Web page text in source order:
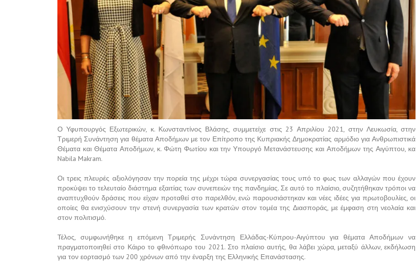
Ο Υφυπουργός Εξωτερικών, κ. Κωνσταντίνος Βλάσης, συμμετείχε στις 23 Απριλίου 2021, στην Λευκωσία, στην
Τριμερή Συνάντηση για θέματα Αποδήμων με τον Επίτροπο της Κυπριακής Δημοκρατίας αρμόδιο για Ανθρωπιστικά
Θέματα και Θέματα Αποδήμων, κ. Φώτη Φωτίου και την Υπουργό Μετανάστευσης και Αποδήμων της Αιγύπτου, κα
Nabila Makram.
Οι τρεις πλευρές αξιολόγησαν την πορεία της μέχρι τώρα συνεργασίας τους υπό το φως των αλλαγών που έχουν
προκύψει το τελευταίο διάστημα εξαιτίας των συνεπειών της πανδημίας. Σε αυτό το πλαίσιο, συζητήθηκαν τρόποι να
αναπτυχθούν δράσεις που είχαν προταθεί στο παρελθόν, ενώ παρουσιάστηκαν και νέες ιδέες για πρωτοβουλίες, οι
οποίες θα ενισχύσουν την στενή συνεργασία των κρατών στον τομέα της Διασποράς, με έμφαση στη νεολαία και
στον πολιτισμό.
Τέλος, συμφωνήθηκε η επόμενη Τριμερής Συνάντηση Ελλάδας-Κύπρου-Αιγύπτου για θέματα Αποδήμων να
πραγματοποιηθεί στο Κάιρο το φθινόπωρο του 2021. Στο πλαίσιο αυτής, θα λάβει χώρα, μεταξύ άλλων, εκδήλωση
για τον εορτασμό των 200 χρόνων από την έναρξη της Ελληνικής Επανάστασης.